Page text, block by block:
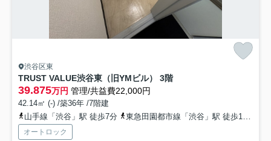
渋谷区東
TRUST VALUE渋谷東（旧YMビル） 3階
39.875万円 管理/共益費22,000円
42.14㎡ (-) /築36年 /7階建
山手線「渋谷」駅 徒歩7分
東急田園都市線「渋谷」駅 徒歩10分
オートロック